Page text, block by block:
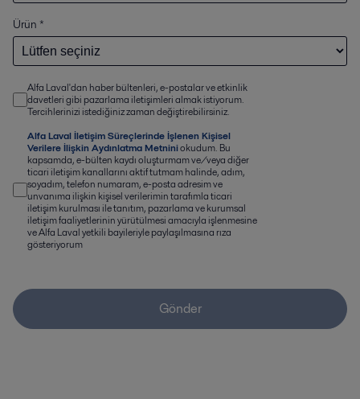
Ürün *
Alfa Laval'dan haber bültenleri, e-postalar ve etkinlik
davetleri gibi pazarlama iletişimleri almak istiyorum.
Tercihlerinizi istediğiniz zaman değiştirebilirsiniz.
Alfa Laval İletişim Süreçlerinde İşlenen Kişisel
Verilere İlişkin Aydınlatma Metniniokudum. Bu
kapsamda, e-bülten kaydı oluşturmam ve/veya diğer
ticari iletişim kanallarını aktif tutmam halinde, adım,
soyadım, telefon numaram, e-posta adresim ve
unvanıma ilişkin kişisel verilerimin tarafımla ticari
iletişim kurulması ile tanıtım, pazarlama ve kurumsal
iletişim faaliyetlerinin yürütülmesi amacıyla işlenmesine
ve Alfa Laval yetkili bayileriyle paylaşılmasına rıza
gösteriyorum
Gönder